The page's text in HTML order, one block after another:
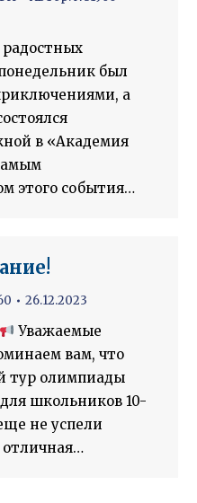
радостных
был
а
в «Академия
этого события…
26.12.2023
Уважаемые
вам, что
тур олимпиады
школьников 10-
не успели
отличная…